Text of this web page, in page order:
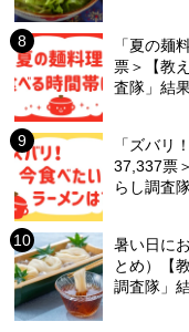
「夏の麺
票＞【教
査隊」結
「ズバリ
37,337票
らし調査
暑い日に
とめ）【
調査隊」